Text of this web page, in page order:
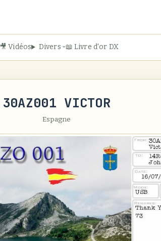
Vidéos Divers 📖 Livre d'or DX
30AZ001 VICTOR
Espagne